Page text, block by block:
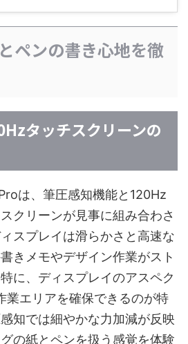
ペンの書き心地を徹
タッチスクリーンの
は、筆圧感知機能と120Hz
クリーンが見事に組み合わさ
スプレイは滑らかさと高速な
きメモやデザイン作業がスト
に、ディスプレイのアスペク
業エリアを確保できるのが特
知では細やかな力加減が反映
の紙とペンを扱う感覚を体験